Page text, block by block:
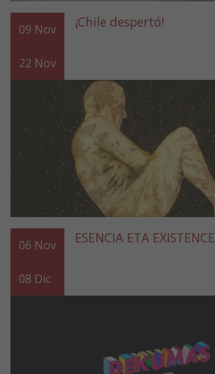
09 Nov
22 Nov
¡Chile despertó!
06 Nov
08 Dic
ESENCIA ETA EXISTENCE